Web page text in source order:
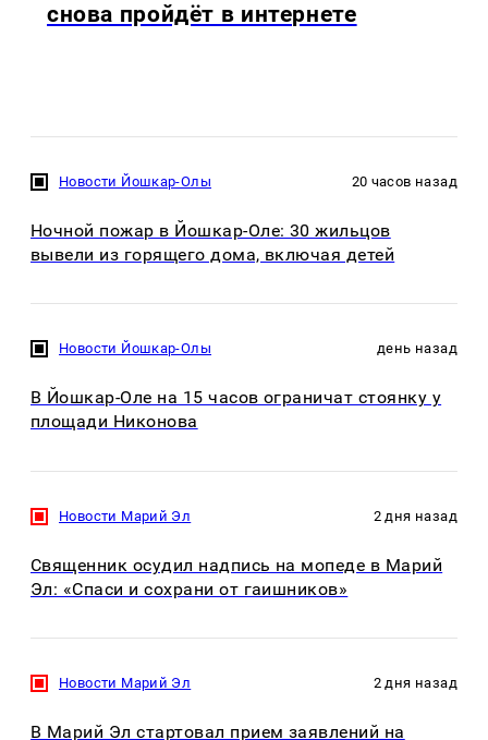
снова пройдёт в интернете
Новости Йошкар-Олы 20 часов назад
Ночной пожар в Йошкар-Оле: 30 жильцов
вывели из горящего дома, включая детей
Новости Йошкар-Олы день назад
В Йошкар-Оле на 15 часов ограничат стоянку у
площади Никонова
Новости Марий Эл 2 дня назад
Священник осудил надпись на мопеде в Марий
Эл: «Спаси и сохрани от гаишников»
Новости Марий Эл 2 дня назад
В Марий Эл стартовал прием заявлений на